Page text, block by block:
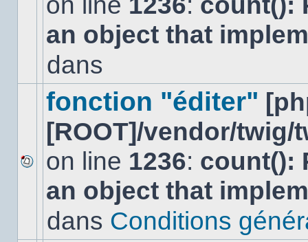
Aucun
nouveau
message
non-
dans
sujet.
an object that
dans
Aucun
nouveau
message
fonction "éditer"
[ROOT]/vendor/
on line 1236: count():
an object that
dans Conditions